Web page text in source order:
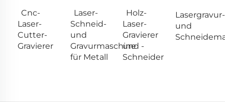
Cnc-
Laser-
Cutter-
Gravierer
Laser-
Schneid-
und
Gravurmaschine
für Metall
Holz-
Laser-
Gravierer
und -
Schneider
Lasergravur-
und